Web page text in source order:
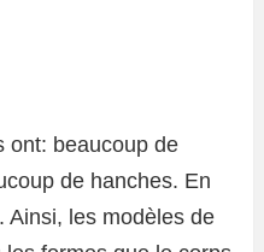
ont: beaucoup de
de hanches. En
Ainsi, les modèles de